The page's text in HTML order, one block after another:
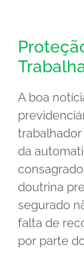
A boa
trabalhador
da
doutrina
segurado
falta de
por parte